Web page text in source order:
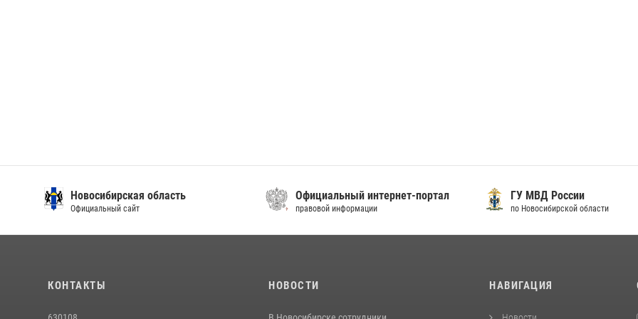
Новосибирская область
Официальный сайт
Официальный интернет-портал
правовой информации
ГУ МВД России
по Новосибирской области
КОНТАКТЫ НОВОСТИ НАВИГАЦИЯ